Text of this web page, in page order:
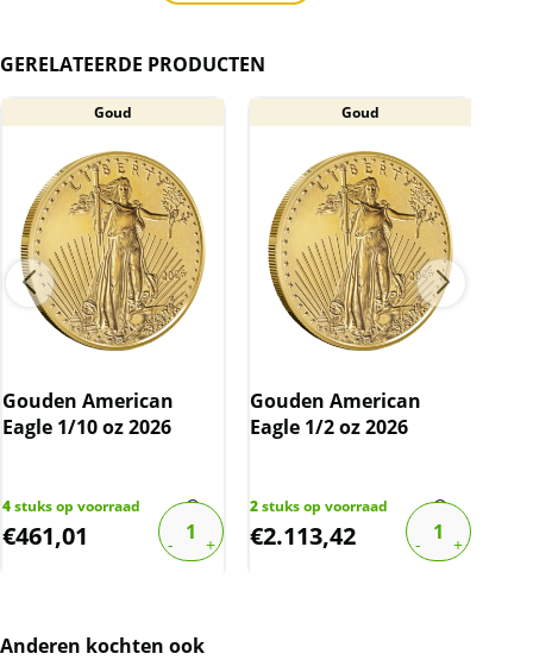
De munten worden in een plastic
capsule geleverd.
Gouden munten zijn vrijgesteld van btw.
GERELATEERDE PRODUCTEN
Goud
Gouden American
Eagle 1/10 oz 2026
4stuks op voorraad
€461,01
Goud
Gouden American
Eagle 1/2 oz 2026
2stuks op voorraad
€2.113,42
Anderen kochten ook